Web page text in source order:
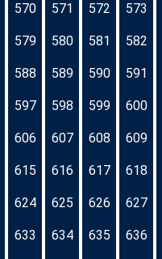
570 571 572 573
579 580 581 582
588 589 590 591
597 598 599 600
606 607 608 609
615 616 617 618
624 625 626 627
633 634 635 636